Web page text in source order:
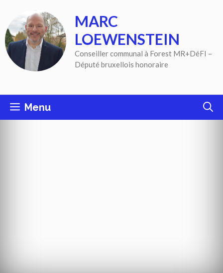
contenu
MARC
LOEWENSTEIN
Conseiller communal à Forest MR+DéFI –
Député bruxellois honoraire
Menu